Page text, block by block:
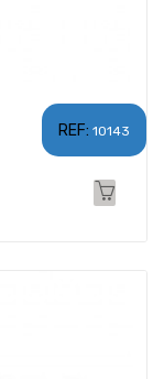
REF: 10143